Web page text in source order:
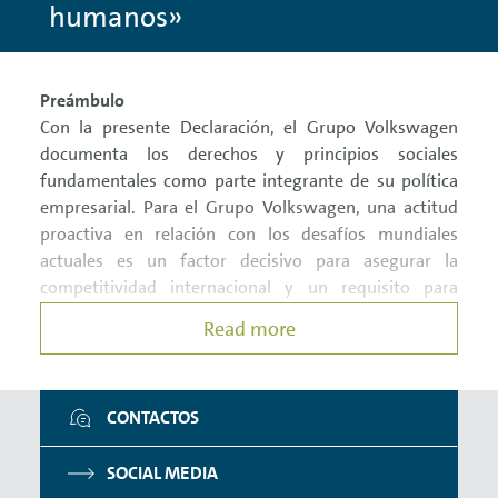
SISTEMA DE DENUNCIAS
humanos»
Preámbulo
Con la presente Declaración, el Grupo Volkswagen
documenta los derechos y principios sociales
fundamentales como parte integrante de su política
empresarial. Para el Grupo Volkswagen, una actitud
proactiva en relación con los desafíos mundiales
actuales es un factor decisivo para asegurar la
competitividad internacional y un requisito para
Como empresa con presencia global, el Grupo
Partiendo de la premisa de que un éxito económico
sostenible solo es posible si se tienen en cuenta al
mismo tiempo los aspectos ecológicos y, sobre todo,
los sociales, el Grupo Volkswagen y sus empleados se
Read more
CONTACTOS
SOCIAL MEDIA